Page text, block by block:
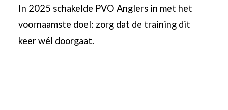
In 2025 schakelde PVO Anglers in met het
voornaamste doel: zorg dat de training dit
keer wél doorgaat.